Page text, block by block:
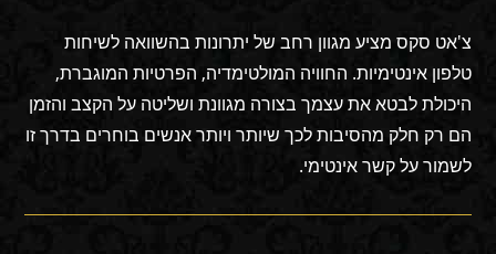
צ'אט סקס מציע מגוון רחב של יתרונות בהשוואה לשיחות
טלפון אינטימיות. החוויה המולטימדיה, הפרטיות המוגברת,
היכולת לבטא את עצמך בצורה מגוונת ושליטה על הקצב והזמן
הם רק חלק מהסיבות לכך שיותר ויותר אנשים בוחרים בדרך זו
לשמור על קשר אינטימי.